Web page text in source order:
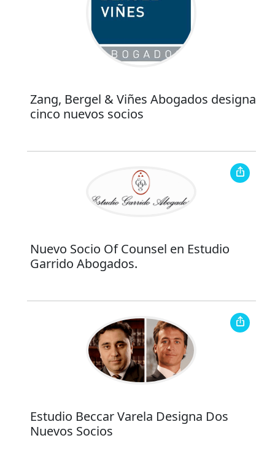
Zang, Bergel & Viñes Abogados designa
cinco nuevos socios
Nuevo Socio Of Counsel en Estudio
Garrido Abogados.
Estudio Beccar Varela Designa Dos
Nuevos Socios